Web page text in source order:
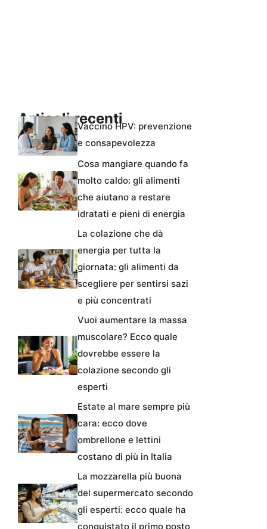
Articoli recentiVaccino HPV: prevenzione
e consapevolezza
Cosa mangiare quando fa
molto caldo: gli alimenti
che aiutano a restare
idratati e pieni di energia
La colazione che dà
energia per tutta la
giornata: gli alimenti da
scegliere per sentirsi sazi
e più concentrati
Vuoi aumentare la massa
muscolare? Ecco quale
dovrebbe essere la
colazione secondo gli
esperti
Estate al mare sempre più
cara: ecco dove
ombrellone e lettini
costano di più in Italia
La mozzarella più buona
del supermercato secondo
gli esperti: ecco quale ha
conquistato il primo posto